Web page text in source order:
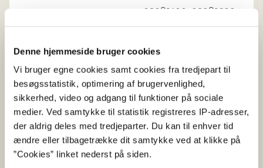
Denne hjemmeside bruger cookies
Vi bruger egne cookies samt cookies fra tredjepart til
besøgsstatistik, optimering af brugervenlighed,
sikkerhed, video og adgang til funktioner på sociale
medier. Ved samtykke til statistik registreres IP-adresser,
der aldrig deles med tredjeparter. Du kan til enhver tid
ændre eller tilbagetrække dit samtykke ved at klikke på
”Cookies” linket nederst på siden.
09083100, 09083200
Frø af anis, fennikel,
koriander,
spidskommen,kommen,
stjerneanis, enebær,KN-
kode 0909
Koriander,
09092100, 09092200
Spidskommen,KN-
kode 09093100,
09093200
Frø af anis, stjerneanis,